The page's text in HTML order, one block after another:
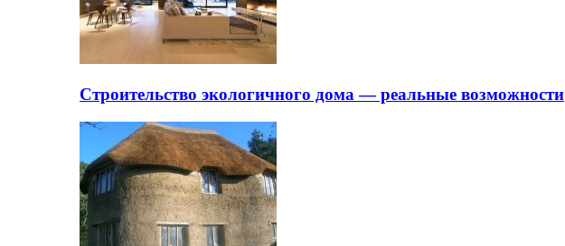
Строительство экологичного дома — реальные возможности